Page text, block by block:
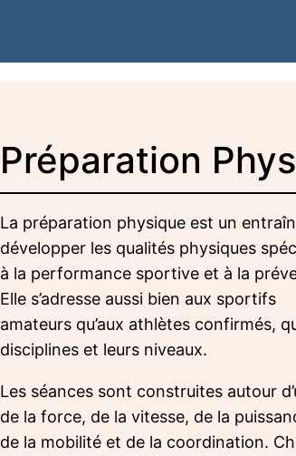
Préparation
La préparation physique est un
développer les qualités physiques
à la performance sportive et à la
Elle s’adresse aussi bien aux sportifs
amateurs qu’aux athlètes confirmés,
disciplines et leurs niveaux.
Les séances sont construites autour
de la force, de la vitesse, de la
de la mobilité et de la coordination.